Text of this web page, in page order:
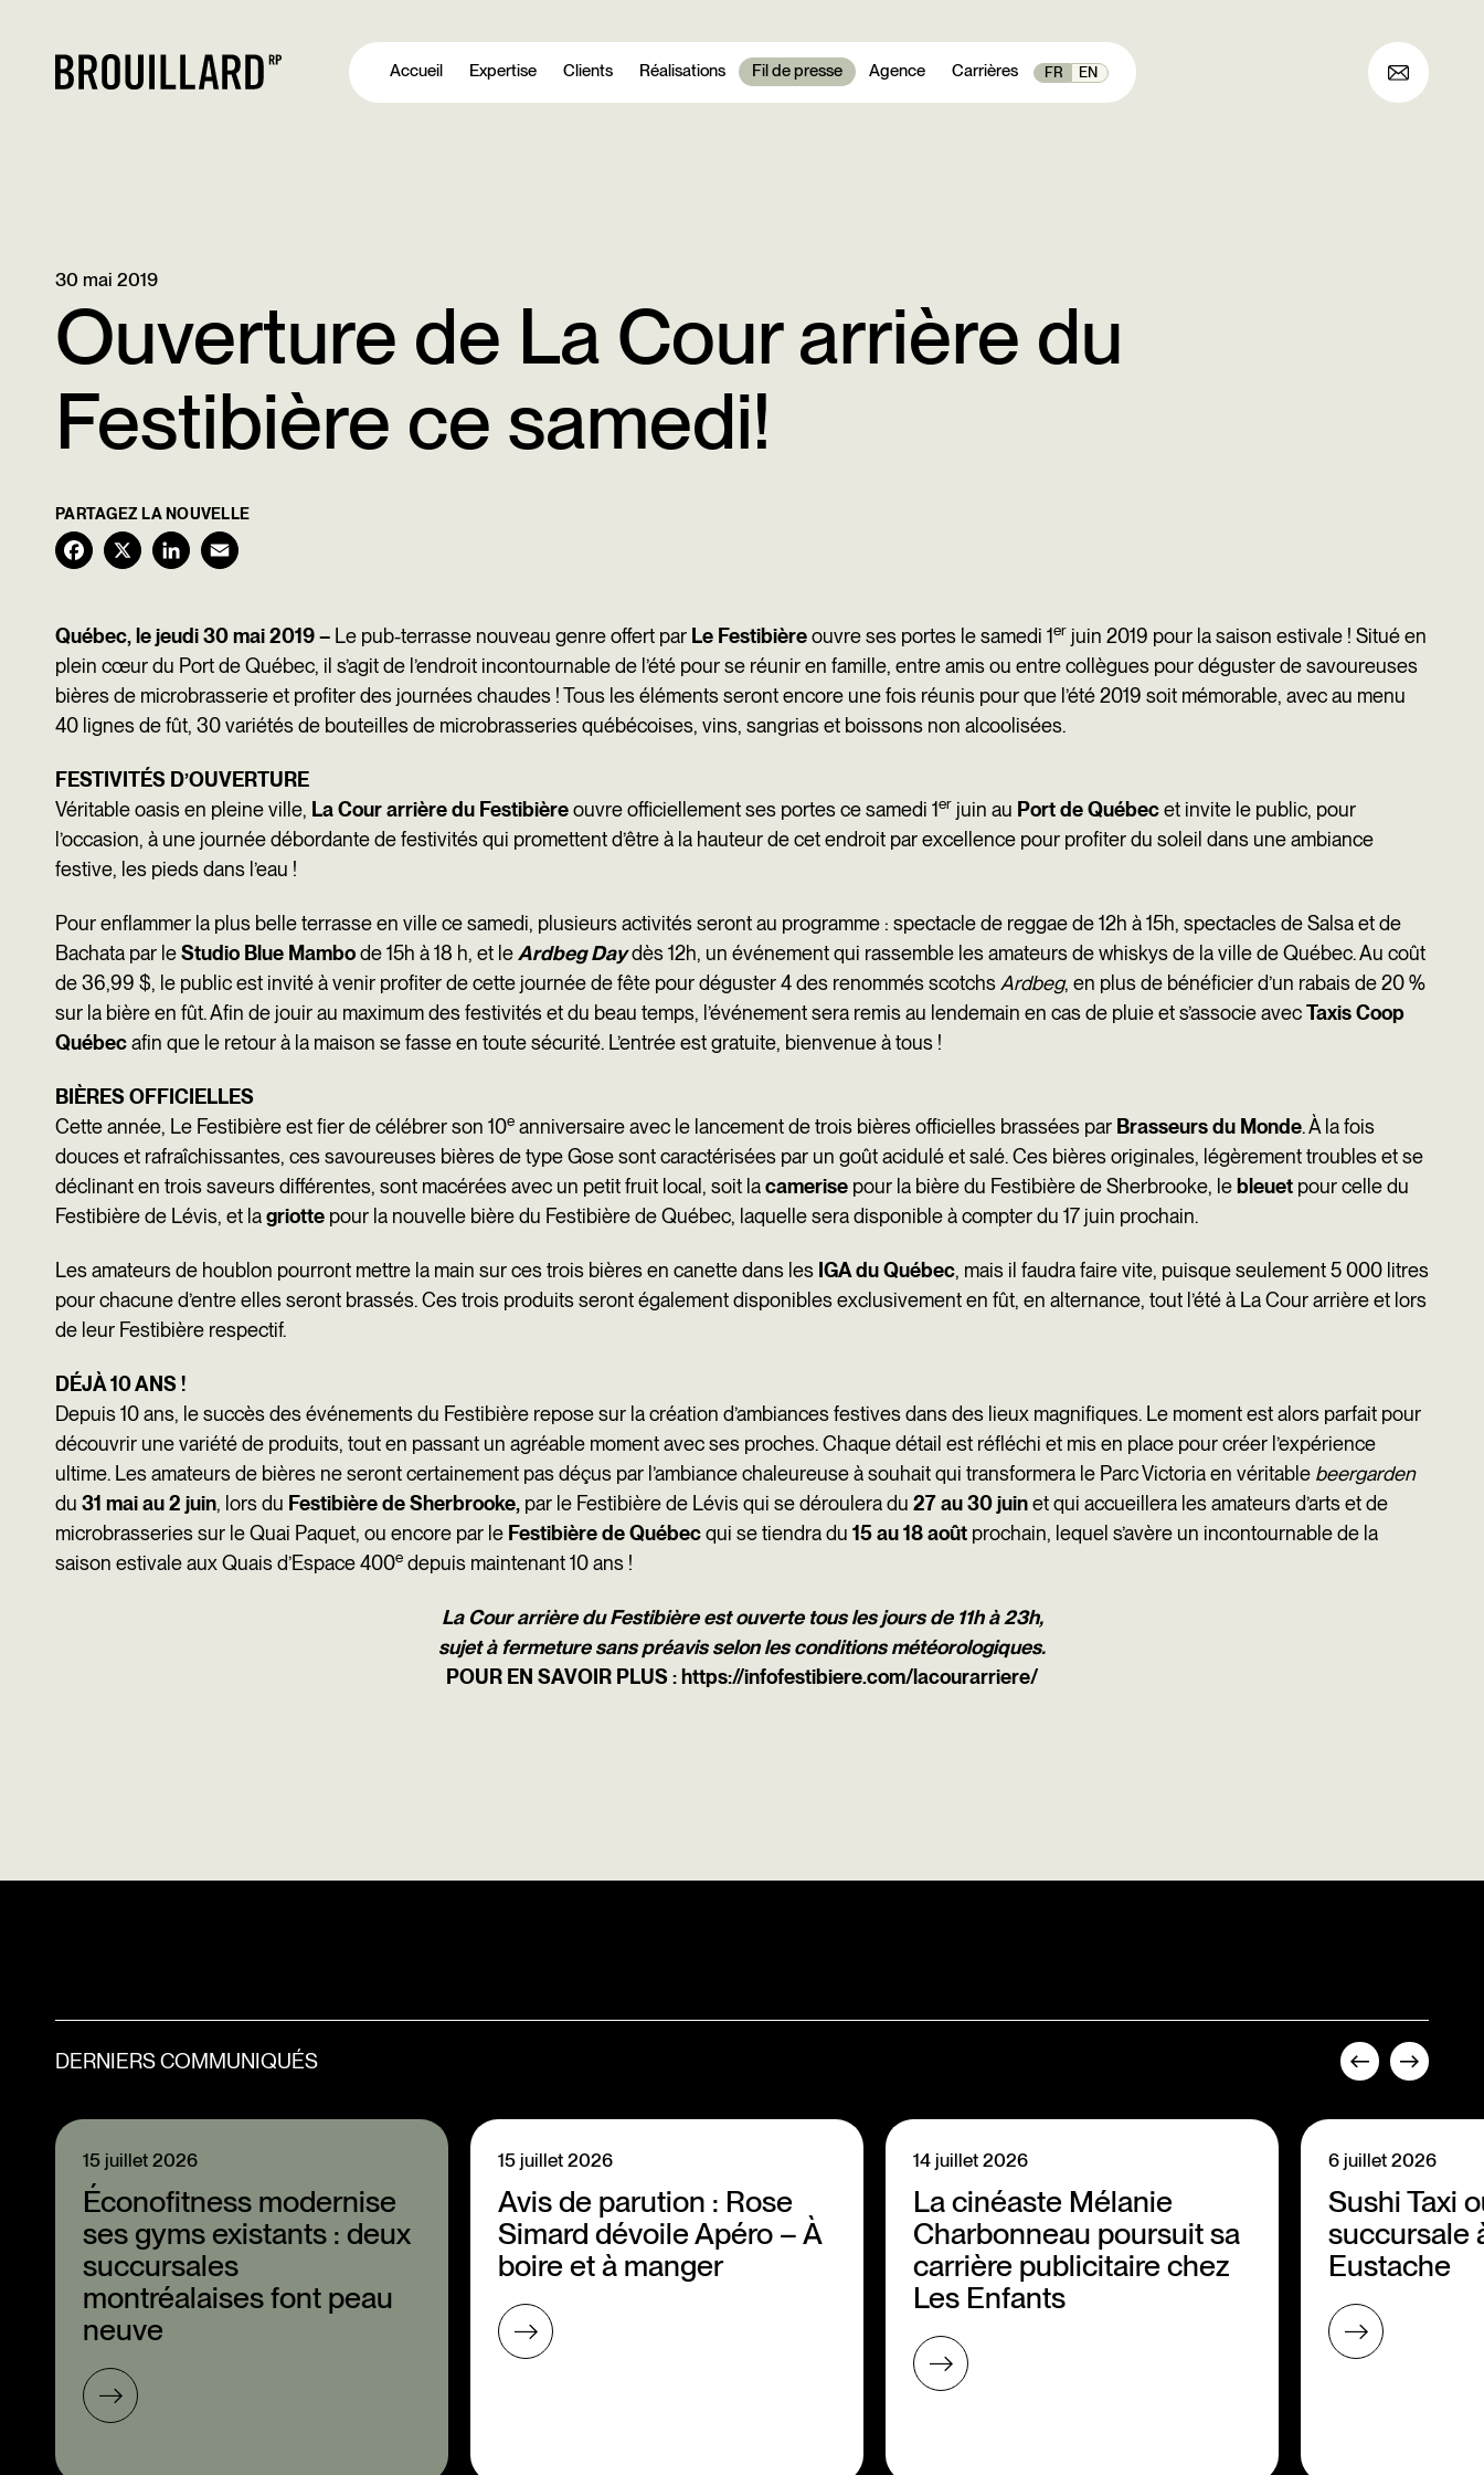
contenu
Accueil Expertise Clients Réalisations Fil de presse Agence Carrières EN
FR
Ouverture de La Cour arrière du
Festibière ce samedi!
30 mai 2019
PARTAGEZ LA NOUVELLE
F
c
e
b
o
o
k
X
L
n
k
e
I
n
a
i
l
Québec, le jeudi 30 mai 2019 – Le pub-terrasse nouveau genre offert par Le Festibièreouvre ses portes le samedi 1er juin 2019 pour la saison estivale ! Situé en
plein cœur du Port de Québec, il s’agit de l’endroit incontournable de l’été pour se réunir en famille, entre amis ou entre collègues pour déguster de savoureuses
bières de microbrasserie et profiter des journées chaudes ! Tous les éléments seront encore une fois réunis pour que l’été 2019 soit mémorable, avec au menu
40 lignes de fût, 30 variétés de bouteilles de microbrasseries québécoises, vins, sangrias et boissons non alcoolisées.
FESTIVITÉS D’OUVERTURE
Véritable oasis en pleine ville, La Cour arrière du Festibièreouvre officiellement ses portes ce samedi 1er juin au Port de Québecet invite le public, pour
l’occasion, à une journée débordante de festivités qui promettent d’être à la hauteur de cet endroit par excellence pour profiter du soleil dans une ambiance
festive, les pieds dans l’eau !
Pour enflammer la plus belle terrasse en ville ce samedi, plusieurs activités seront au programme : spectacle de reggae de 12h à 15h, spectacles de Salsa et de
Bachata par leStudio Blue Mambode 15h à 18 h, et leArdbeg Daydès 12h, un événement qui rassemble les amateurs de whiskys de la ville de Québec. Au coût
de 36,99 $, le public est invité à venir profiter de cette journée de fête pour déguster 4 des renommés scotchs Ardbeg, en plus de bénéficier d’un rabais de 20 %
sur la bière en fût. Afin de jouir au maximum des festivités et du beau temps, l’événement sera remis au lendemain en cas de pluie et s’associe avecTaxis Coop
Québecafin que le retour à la maison se fasse en toute sécurité. L’entrée est gratuite, bienvenue à tous !
BIÈRES OFFICIELLES
Cette année, Le Festibière est fier de célébrer son 10e anniversaire avec le lancement de trois bières officielles brassées par Brasseurs du Monde. À la fois
douces et rafraîchissantes, ces savoureuses bières de type Gose sont caractérisées par un goût acidulé et salé. Ces bières originales, légèrement troubles et se
déclinant en trois saveurs différentes, sont macérées avec un petit fruit local, soit lacamerise pour la bière du Festibière de Sherbrooke, le bleuet pour celle du
Festibière de Lévis, et lagriotte pour la nouvelle bière du Festibière de Québec, laquelle sera disponible à compter du 17 juin prochain.
Les amateurs de houblon pourront mettre la main sur ces trois bières en canette dans les IGA du Québec, mais il faudra faire vite, puisque seulement 5 000 litres
pour chacune d’entre elles seront brassés. Ces trois produits seront également disponibles exclusivement en fût, en alternance, tout l’été à La Cour arrière et lors
de leur Festibière respectif.
DÉJÀ 10 ANS !
Depuis 10 ans, le succès des événements du Festibière repose sur la création d’ambiances festives dans des lieux magnifiques. Le moment est alors parfait pour
découvrir une variété de produits, tout en passant un agréable moment avec ses proches. Chaque détail est réfléchi et mis en place pour créer l’expérience
ultime. Les amateurs de bières ne seront certainement pas déçus par l’ambiance chaleureuse à souhait qui transformera le Parc Victoria en véritable beergarden
du 31 mai au 2 juin, lors du Festibière de Sherbrooke, par le Festibière de Lévis qui se déroulera du 27 au 30 juinet qui accueillera les amateurs d’arts et de
microbrasseries sur le Quai Paquet, ou encore par le Festibière de Québecqui se tiendra du 15 au 18 août prochain, lequel s’avère un incontournable de la
saison estivale aux Quais d’Espace 400e depuis maintenant 10 ans !
La Cour arrière du Festibière est ouverte tous les jours de 11h à 23h,
sujet à fermeture sans préavis selon les conditions météorologiques.
POUR EN SAVOIR PLUS : https://infofestibiere.com/lacourarriere/
DERNIERS COMMUNIQUÉS
Éconofitness modernise
ses gyms existants : deux
succursales
montréalaises font peau
neuve
15 juillet 2026
Avis de parution : Rose
Simard dévoile Apéro – À
boire et à manger
15 juillet 2026
La cinéaste Mélanie
Charbonneau poursuit sa
carrière publicitaire chez
Les Enfants
14 juillet 2026
Sushi Taxi
succursale
Eustache
6 juillet 2026